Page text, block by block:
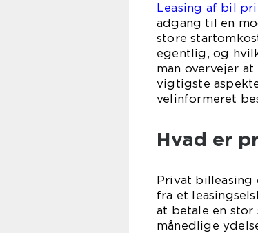
Leasing af bil
adgang til en
store
egentlig, og
man overvejer
vigtigste
velinformeret
Hvad er
Privat billeasing
fra et
at betale en stor
månedlige